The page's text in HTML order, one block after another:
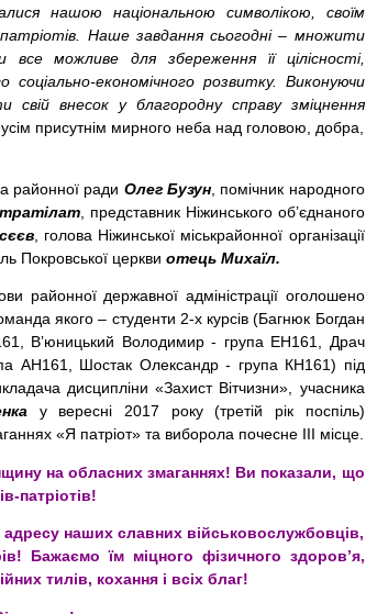
нашою національною символікою, своїм
Наше завдання сьогодні – множити
можливе для збереження її цілісності,
економічного розвитку. Виконуючи
внесок у благородну справу зміцнення
присутнім мирного неба над головою, добра,
районної ради Олег Бузун, помічник народного
, представник Ніжинського об’єднаного
, голова Ніжинської міськрайонної організації
Покровської церкви отець Михаїл.
районної державної адміністрації оголошено
якого – студенти 2-х курсів (Багнюк Богдан
В’юницький Володимир - група ЕН161, Драч
АН161, Шостак Олександр - група КН161) під
дисципліни «Захист Вітчизни», учасника
у вересні 2017 року (третій рік поспіль)
«Я патріот» та виборола почесне ІІІ місце.
на обласних змаганнях! Ви показали, що
патріотів!
наших славних військовослужбовців,
Бажаємо їм міцного фізичного здоров’я,
тилів, кохання і всіх благ!